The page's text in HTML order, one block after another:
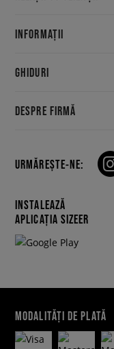
INFORMAȚII
GHIDURI
DESPRE FIRMĂ
URMĂREȘTE-NE:
INSTALEAZĂ
APLICAȚIA SIZEER
MODALITĂȚI DE PLATĂ